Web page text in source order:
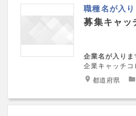
職種名が入
募集キャッ
企業名が入りま
企業キャッチ
都道府県